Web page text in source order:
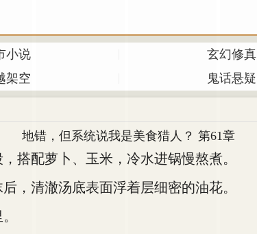
小说 玄幻修真
架空 鬼话悬疑
地错，但系统说我是美食猎人？ 第61章
配萝卜、玉米，冷水进锅慢熬煮。
清澈汤底表面浮着层细密的油花。